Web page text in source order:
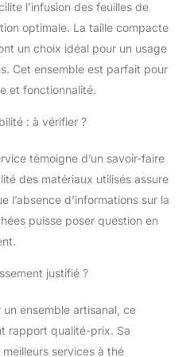
dans un
motif
arabesque
Capacité
: 500 ml
Hauteur
po. - Élégant
pour théière
fait main et
à la main. Le
du manche
des théières
et les doigts des
poignées chaudes des
théières. - Lot de 4
l’infusion des feuilles de
optimale. La taille compacte
un choix idéal pour un usage
Cet ensemble est parfait pour
et fonctionnalité.
: à vérifier ?
témoigne d’un savoir-faire
des matériaux utilisés assure
l’absence d’informations sur la
puisse poser question en
justifié ?
ensemble artisanal, ce
rapport qualité-prix. Sa
services à thé